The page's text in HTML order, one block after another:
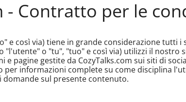
- Contratto per le
e così via) tiene in grande considerazione
"l'utente" o "tu", "tuo" e così via) utilizzi il nostro
pagine gestite da CozyTalks.com sui siti di
informazioni complete su come disciplina
domande sul presente contenuto.